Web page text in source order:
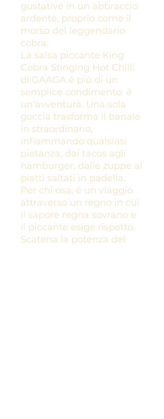
gustative in un abbraccio
ardente, proprio come il
morso del leggendario
cobra.
La salsa piccante King
Cobra Stinging Hot Chilli
di GAAGA è più di un
semplice condimento: è
un'avventura. Una sola
goccia trasforma il banale
in straordinario,
infiammando qualsiasi
pietanza, dai tacos agli
hamburger, dalle zuppe ai
piatti saltati in padella.
Per chi osa, è un viaggio
attraverso un regno in cui
il sapore regna sovrano e
il piccante esige rispetto.
Scatena la potenza del